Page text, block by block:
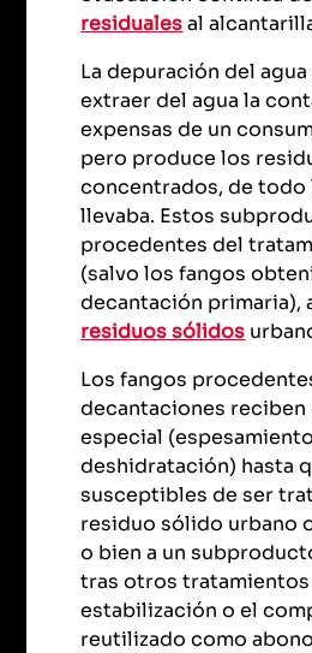
residualesal
La depuración del
extraer del agua la
expensas de un
pero produce los
concentrados, de todo
llevaba. Estos
procedentes del
(salvo los fangos
decantación primaria),
residuos sólidos
Los fangos
decantaciones
especial
deshidratación) hasta
susceptibles de ser
residuo sólido urbano
o bien a un
tras otros tratamientos
estabilización o el
reutilizado como